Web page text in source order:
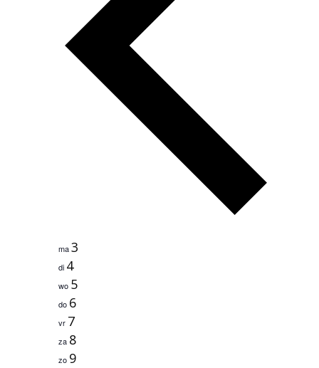
ma3
di 4
wo 5
do 6
vr 7
za 8
zo 9